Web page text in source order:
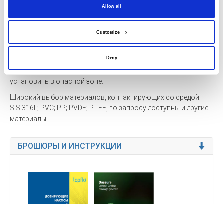
Allow all
Customize
Deny
Регулировка хода может осуществляться как в состоянии
интерфейс; пневматический. Как и насосы с механической
мембраной, они просты в обслуживании. Кроме того, они
соответствуют стандарту ATEX, поэтому их можно
установить в опасной зоне.
Широкий выбор материалов, контактирующих со средой:
S.S.316L; PVC; PP; PVDF; PTFE, по запросу доступны и другие
материалы.
БРОШЮРЫ И ИНСТРУКЦИИ